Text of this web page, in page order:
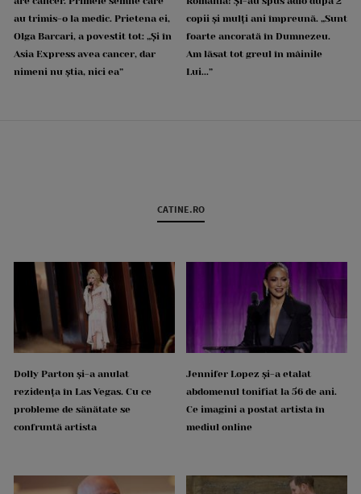
au trimis-o la medic. Prietena ei,
Olga Barcari, a povestit tot: „Și în
Asia Express avea cancer, dar
nimeni nu știa, nici ea”
copii și mulți ani împreună. „Sunt
foarte ancorată în Dumnezeu.
Am lăsat tot greul în mâinile
Lui...”
CATINE.RO
Dolly Parton și-a anulat
rezidența în Las Vegas. Cu ce
probleme de sănătate se
confruntă artista
Jennifer Lopez și-a etalat
abdomenul tonifiat la 56 de ani.
Ce imagini a postat artista în
mediul online